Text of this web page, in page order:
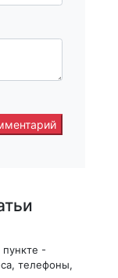
-
телефоны,